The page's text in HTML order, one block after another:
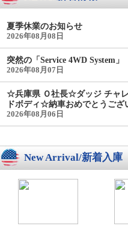
夏季休業のお知らせ
2026年08月08日
突然の「Service 4WD System」
2026年08月07日
☆兵庫県 Ｏ社長☆ダッジ チャ
ドボディ☆納車おめでとうご
2026年08月06日
New Arrival/新着入庫